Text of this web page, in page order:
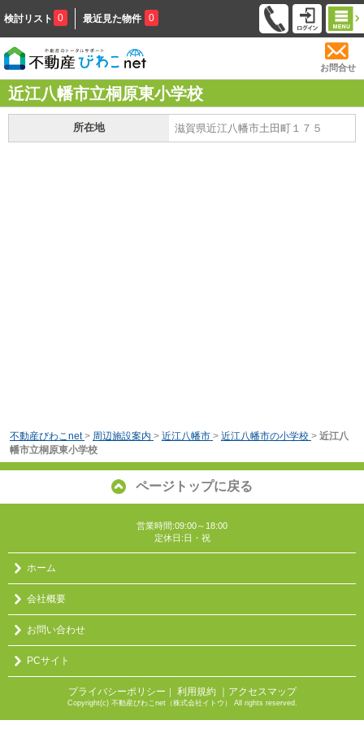
検討リスト 0 最近見た物件 0
お問合せ
近江八幡市立桐原東小学校
所在地 滋賀県近江八幡市土田町１７５
不動産びわこnet > 周辺施設案内 > 近江八幡市 > 近江八幡市の小学校 > 近江八
幡市立桐原東小学校
ページトップに戻る
営業時間:09:00～18:00
定休日:日・祝
ホーム
会社概要
お問い合わせ
PCサイト
プライバシーポリシー ｜ 利用規約 ｜アクセスマップ
Copyright(c) 不動産びわこnet（株式会社イトウ） All rights reserved.